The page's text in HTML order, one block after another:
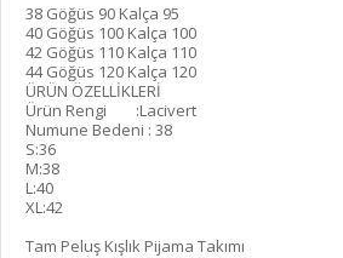
38 Göğüs 90 Kalça 95
40 Göğüs 100 Kalça 100
42 Göğüs 110 Kalça 110
44 Göğüs 120 Kalça 120
ÜRÜN ÖZELLİKLERİ
Ürün Rengi :Lacivert
Numune Bedeni : 38
S:36
M:38
L:40
XL:42
Tam Peluş Kışlık Pijama Takımı